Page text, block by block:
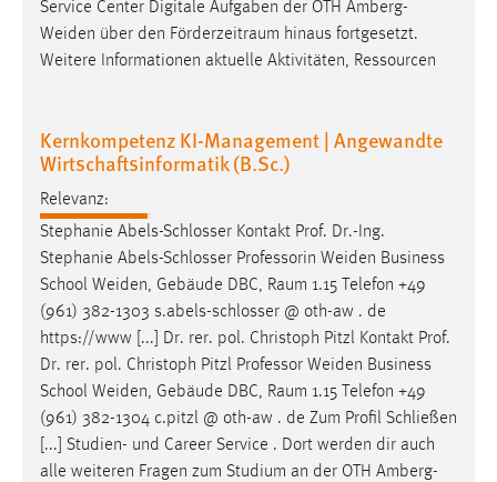
Service Center Digitale Aufgaben der OTH Amberg-
Weiden über den Förderzeitraum hinaus fortgesetzt.
Weitere Informationen aktuelle Aktivitäten, Ressourcen
Kernkompetenz KI-Management | Angewandte
Wirtschaftsinformatik (B.Sc.)
Relevanz:
Stephanie Abels-Schlosser Kontakt Prof. Dr.-Ing.
Stephanie Abels-Schlosser Professorin Weiden Business
School Weiden, Gebäude DBC, Raum 1.15 Telefon +49
(961) 382-1303 s.abels-schlosser @ oth-aw . de
https://www [...] Dr. rer. pol. Christoph Pitzl Kontakt Prof.
Dr. rer. pol. Christoph Pitzl Professor Weiden Business
School Weiden, Gebäude DBC, Raum 1.15 Telefon +49
(961) 382-1304 c.pitzl @ oth-aw . de Zum Profil Schließen
[...] Studien- und Career Service . Dort werden dir auch
alle weiteren Fragen zum Studium an der OTH Amberg-